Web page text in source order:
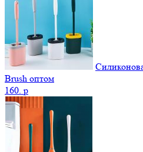
Brush оптом
160. p